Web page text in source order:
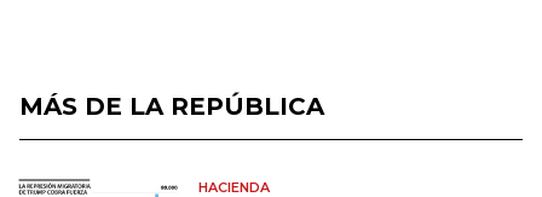
MÁS DE LA REPÚBLICA
HACIENDA